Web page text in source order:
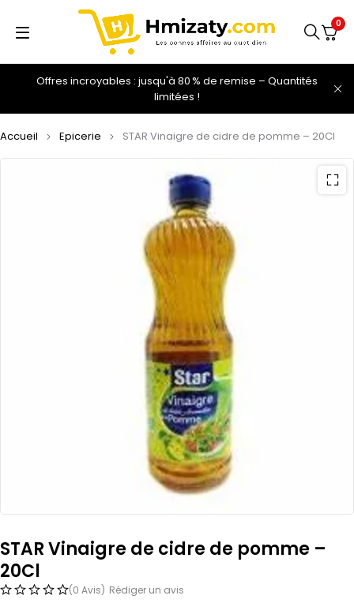
Offres incroyables : jusqu'à 80 % de remise – Quantités
limitées !
0
Accueil Epicerie STAR Vinaigre de cidre de pomme – 20Cl
STAR Vinaigre de cidre de pomme –
20Cl
(0 Avis) Rédiger un avis